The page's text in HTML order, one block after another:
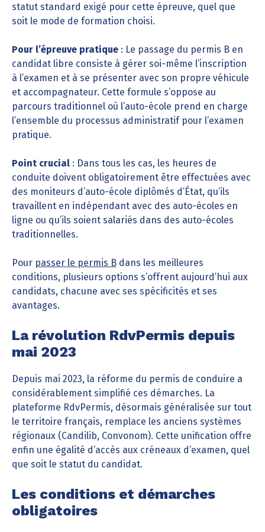
statut standard exigé pour cette épreuve, quel que
soit le mode de formation choisi.
Pour l’épreuve pratique : Le passage du permis B en
candidat libre consiste à gérer soi-même l’inscription
à l’examen et à se présenter avec son propre véhicule
et accompagnateur. Cette formule s’oppose au
parcours traditionnel où l’auto-école prend en charge
l’ensemble du processus administratif pour l’examen
pratique.
Point crucial : Dans tous les cas, les heures de
conduite doivent obligatoirement être effectuées avec
des moniteurs d’auto-école diplômés d’État, qu’ils
travaillent en indépendant avec des auto-écoles en
ligne ou qu’ils soient salariés dans des auto-écoles
traditionnelles.
Pour passer le permis B dans les meilleures
conditions, plusieurs options s’offrent aujourd’hui aux
candidats, chacune avec ses spécificités et ses
avantages.
La révolution RdvPermis depuis
mai 2023
Depuis mai 2023, la réforme du permis de conduire a
considérablement simplifié ces démarches. La
plateforme RdvPermis, désormais généralisée sur tout
le territoire français, remplace les anciens systèmes
régionaux (Candilib, Convonom). Cette unification offre
enfin une égalité d’accès aux créneaux d’examen, quel
que soit le statut du candidat.
Les conditions et démarches
obligatoires